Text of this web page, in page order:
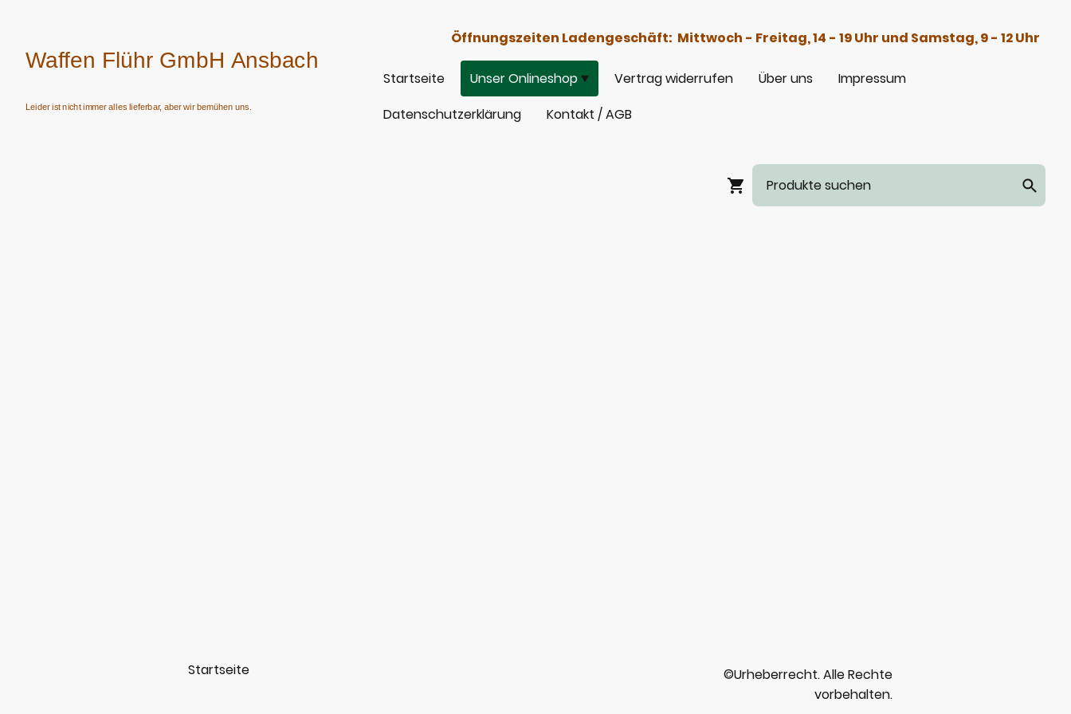
Waffen Flühr GmbH Ansbach
Leider ist nicht immer alles lieferbar, aber wir bemühen uns.
Öffnungszeiten Ladengeschäft: Mittwoch - Freitag, 14 - 19 Uhr und Samstag, 9 - 12 Uhr
Startseite Unser Onlineshop Vertrag widerrufen Über uns
Impressum
Datenschutzerklärung
Kontakt / AGB
Startseite
©Urheberrecht. Alle Rechte
vorbehalten.